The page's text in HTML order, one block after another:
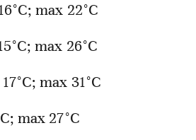
max 22°C
max 26°C
max 31°C
max 27°C